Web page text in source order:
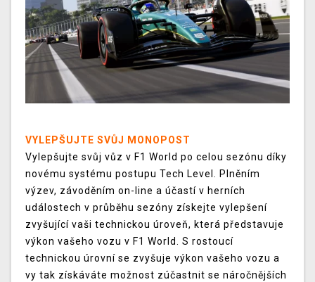
VYLEPŠUJTE SVŮJ MONOPOST
Vylepšujte svůj vůz v F1 World po celou sezónu díky
novému systému postupu Tech Level. Plněním
výzev, závoděním on-line a účastí v herních
událostech v průběhu sezóny získejte vylepšení
zvyšující vaši technickou úroveň, která představuje
výkon vašeho vozu v F1 World. S rostoucí
technickou úrovní se zvyšuje výkon vašeho vozu a
vy tak získáváte možnost zúčastnit se náročnějších